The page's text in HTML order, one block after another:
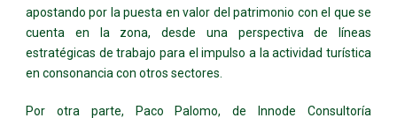
apostando por la puesta en valor del patrimonio con el que se
cuenta en la zona, desde una perspectiva de líneas
estratégicas de trabajo para el impulso a la actividad turística
en consonancia con otros sectores.
Por otra parte, Paco Palomo, de Innode Consultoría